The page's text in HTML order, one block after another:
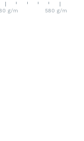
g/m 580 g/m